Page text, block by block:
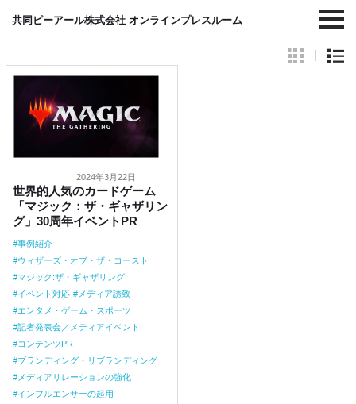
共同ピーアール株式会社 オンラインプレスルーム
#ウィザーズ・オブ・ザ・コースト
2024年3月22日
世界的人気のカードゲーム
「マジック：ザ・ギャザリン
グ」30周年イベントPR
事例紹介
ウィザーズ・オブ・ザ・コースト
マジック:ザ・ギャザリング
イベント対応
メディア誘致
エンタメ・ゲーム・スポーツ
記者発表会／メディアイベント
コンテンツPR
ブランディング・リブランディング
メディアリレーションの強化
インフルエンサーの起用